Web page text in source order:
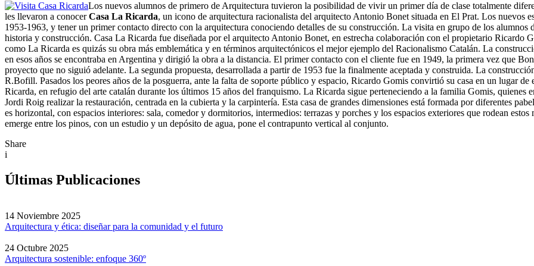
Los nuevos alumnos de primero de Arquitectura tuvieron la posibilidad de vivir un primer día de clase totalmente
les llevaron a conocerCasa La Ricarda, un icono de arquitectura racionalista del arquitecto Antonio Bonet situada en El Prat. Los nuevos
1953-1963, y tener un primer contacto directo con la arquitectura conociendo detalles de su construcción. La visita en grupo de los alumnos
historia y construcción. Casa La Ricarda fue diseñada por el arquitecto Antonio Bonet, en estrecha colaboración con el propietario Ricardo
como La Ricarda es quizás su obra más emblemática y en términos arquitectónicos el mejor ejemplo del Racionalismo Catalán. La
en esos años se encontraba en Argentina y dirigió la obra a la distancia. El primer contacto con el cliente fue en 1949, la primera vez que
proyecto que no siguió adelante. La segunda propuesta, desarrollada a partir de 1953 fue la finalmente aceptada y construida. La
R.Bofill. Pasados los peores años de la posguerra, ante la falta de soporte público y espacio, Ricardo Gomis convirtió su casa en un lugar
Ricarda, en refugio del arte catalán durante los últimos 15 años del franquismo. La Ricarda sigue perteneciendo a la familia Gomis,
Jordi Roig realizar la restauración, centrada en la cubierta y la carpintería. Esta casa de grandes dimensiones está formada por diferentes
es horizontal, con espacios interiores: sala, comedor y dormitorios, intermedios: terrazas y porches y los espacios exteriores que rodean
emerge entre los pinos, con un estudio y un depósito de agua, pone el contrapunto vertical al conjunto.
Share
i
Últimas Publicaciones
14 Noviembre 2025
Arquitectura y ética: diseñar para la comunidad y el futuro
24 Octubre 2025
Arquitectura sostenible: enfoque 360º